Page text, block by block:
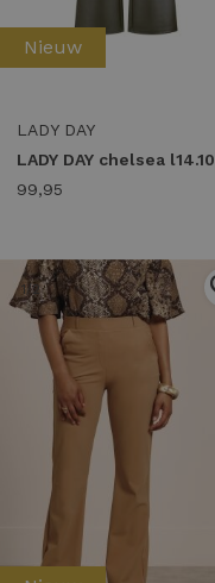
Nieuw
LADY DAY
99,95
1 /2